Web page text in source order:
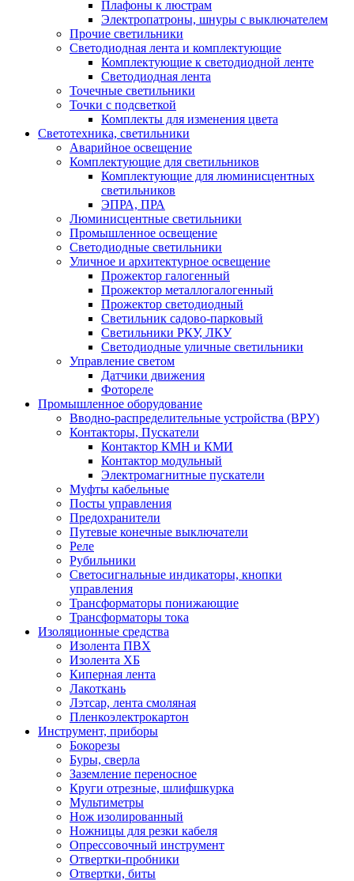
Плафоны к люстрам
Электропатроны, шнуры с выключателем
Прочие светильники
Светодиодная лента и комплектующие
Комплектующие к светодиодной ленте
Светодиодная лента
Точечные светильники
Точки с подсветкой
Комплекты для изменения цвета
Светотехника, светильники
Аварийное освещение
Комплектующие для светильников
Комплектующие для люминисцентных
светильников
ЭПРА, ПРА
Люминисцентные светильники
Промышленное освещение
Светодиодные светильники
Уличное и архитектурное освещение
Прожектор галогенный
Прожектор металлогалогенный
Прожектор светодиодный
Светильник садово-парковый
Светильники РКУ, ЛКУ
Светодиодные уличные светильники
Управление светом
Датчики движения
Фотореле
Промышленное оборудование
Вводно-распределительные устройства (ВРУ)
Контакторы, Пускатели
Контактор КМН и КМИ
Контактор модульный
Электромагнитные пускатели
Муфты кабельные
Посты управления
Предохранители
Путевые конечные выключатели
Реле
Рубильники
Светосигнальные индикаторы, кнопки
управления
Трансформаторы понижающие
Трансформаторы тока
Изоляционные средства
Изолента ПВХ
Изолента ХБ
Киперная лента
Лакоткань
Лэтсар, лента смоляная
Пленкоэлектрокартон
Инструмент, приборы
Бокорезы
Буры, сверла
Заземление переносное
Круги отрезные, шлифшкурка
Мультиметры
Нож изолированный
Ножницы для резки кабеля
Опрессовочный инструмент
Отвертки-пробники
Отвертки, биты